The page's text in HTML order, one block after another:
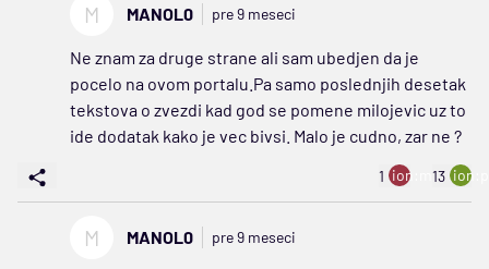
M MANOL0 pre 9 meseci
Ne znam za druge strane ali sam ubedjen da je
pocelo na ovom portalu.Pa samo poslednjih desetak
tekstova o zvezdi kad god se pomene milojevic uz to
ide dodatak kako je vec bivsi. Malo je cudno, zar ne ?
1 ion:minus
13
M MANOL0 pre 9 meseci